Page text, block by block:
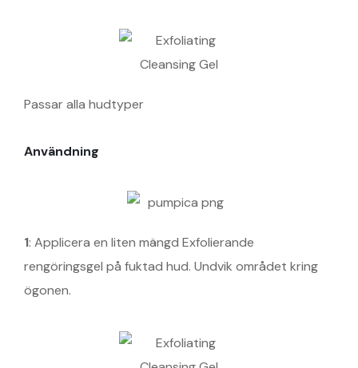
Passar alla hudtyper
Användning
1: Applicera en liten mängd Exfolierande
rengöringsgel på fuktad hud. Undvik området kring
ögonen.